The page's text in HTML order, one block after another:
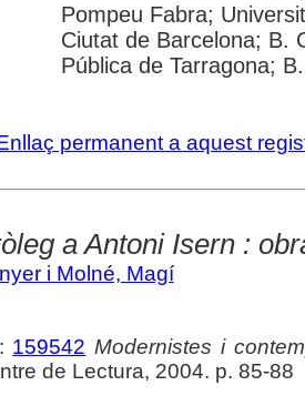
Pompeu Fabra;
Ciutat de Barcelona; B.
Pública de Tarragona;
permanent a aquest
a Antoni Isern :
i Molné, Magí
159542 Modernistes i
de Lectura, 2004. p. 85-88